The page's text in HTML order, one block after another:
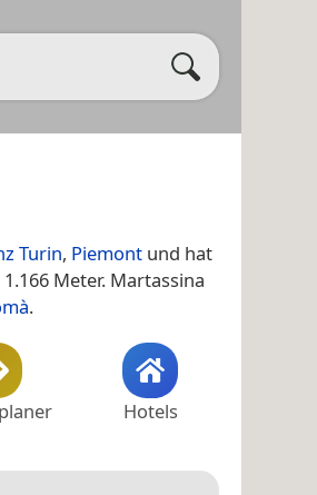
Turin, Piemont und hat
Meter. Martassina
.
Hotels